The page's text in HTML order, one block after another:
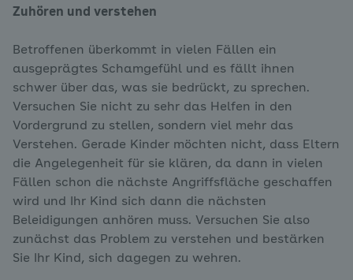
Zuhören und verstehen
Betroffenen überkommt in vielen Fällen ein
ausgeprägtes Schamgefühl und es fällt ihnen
schwer über das, was sie bedrückt, zu sprechen.
Versuchen Sie nicht zu sehr das Helfen in den
Vordergrund zu stellen, sondern viel mehr das
Verstehen. Gerade Kinder möchten nicht, dass Eltern
die Angelegenheit für sie klären, da dann in vielen
Fällen schon die nächste Angriffsfläche geschaffen
wird und Ihr Kind sich dann die nächsten
Beleidigungen anhören muss. Versuchen Sie also
zunächst das Problem zu verstehen und bestärken
Sie Ihr Kind, sich dagegen zu wehren.